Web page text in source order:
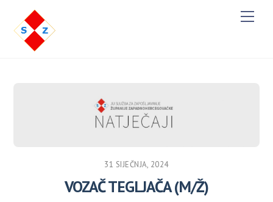
M
e
31 SIJEČNJA, 2024
VOZAČ TEGLJAČA (M/Ž)